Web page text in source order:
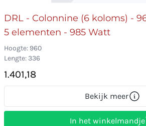
DRL - Colonnine (6 koloms) -
5 elementen - 985 Watt
Hoogte: 960
Lengte: 336
1.401,18
Bekijk meer
In het winkelmandje